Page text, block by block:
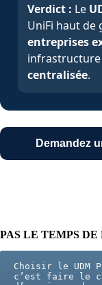
Verdict : Le
UniFi haut de
entreprises
infrastructure
centralisée.
Demandez
PAS LE TEMPS DE
Choisir le UDM
c’est faire le